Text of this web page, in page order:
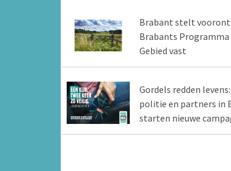
Brabant stelt
Brabants
Gebied vast
Gordels redden
politie en partners in
starten nieuwe